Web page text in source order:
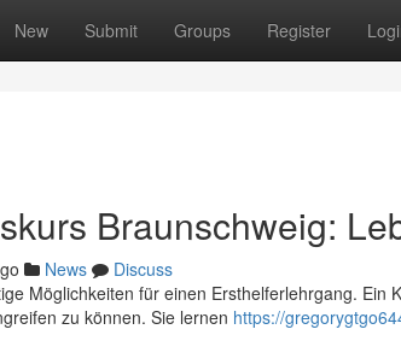
New Submit Groups Register
Braunschweig:
News
Discuss
Möglichkeiten für einen Ersthelferlehrgang. Ein
zu können. Sie lernen https://